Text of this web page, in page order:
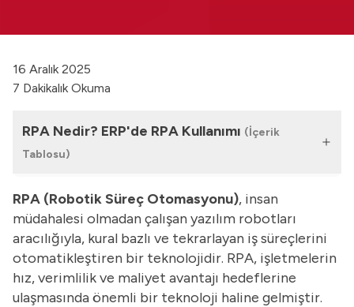
16 Aralık 2025
7 Dakikalık Okuma
RPA Nedir? ERP'de RPA Kullanımı (İçerik
Tablosu)
RPA (Robotik Süreç Otomasyonu), insan
müdahalesi olmadan çalışan yazılım robotları
aracılığıyla, kural bazlı ve tekrarlayan iş süreçlerini
otomatikleştiren bir teknolojidir. RPA, işletmelerin
hız, verimlilik ve maliyet avantajı hedeflerine
ulaşmasında önemli bir teknoloji haline gelmiştir.